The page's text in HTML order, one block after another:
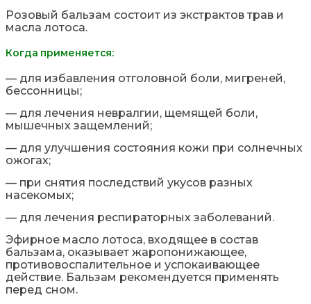
Розовый бальзам состоит из экстрактов трав и
масла лотоса.
Когда применяется:
— для избавления отголовной боли, мигреней,
бессонницы;
— для лечения невралгии, щемящей боли,
мышечных защемлений;
— для улучшения состояния кожи при солнечных
ожогах;
— при снятия последствий укусов разных
насекомых;
— для лечения респираторных заболеваний.
Эфирное масло лотоса, входящее в состав
бальзама, оказывает жаропонижающее,
противовоспалительное и успокаивающее
действие. Бальзам рекомендуется применять
перед сном.